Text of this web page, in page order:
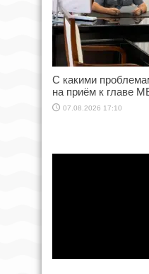
С какими
на приём к главе
07.08.2026 17:10